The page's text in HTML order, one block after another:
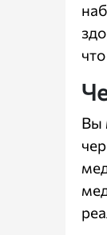
Вы